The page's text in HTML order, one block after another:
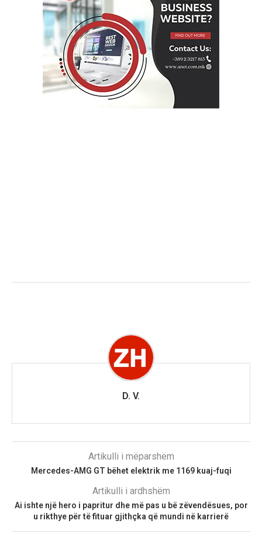
D. V.
Artikulli i mëparshëm
Mercedes-AMG GT bëhet elektrik me 1169 kuaj-fuqi
Artikulli i ardhshëm
Ai ishte një hero i papritur dhe më pas u bë zëvendësues, por
u rikthye për të fituar gjithçka që mundi në karrierë